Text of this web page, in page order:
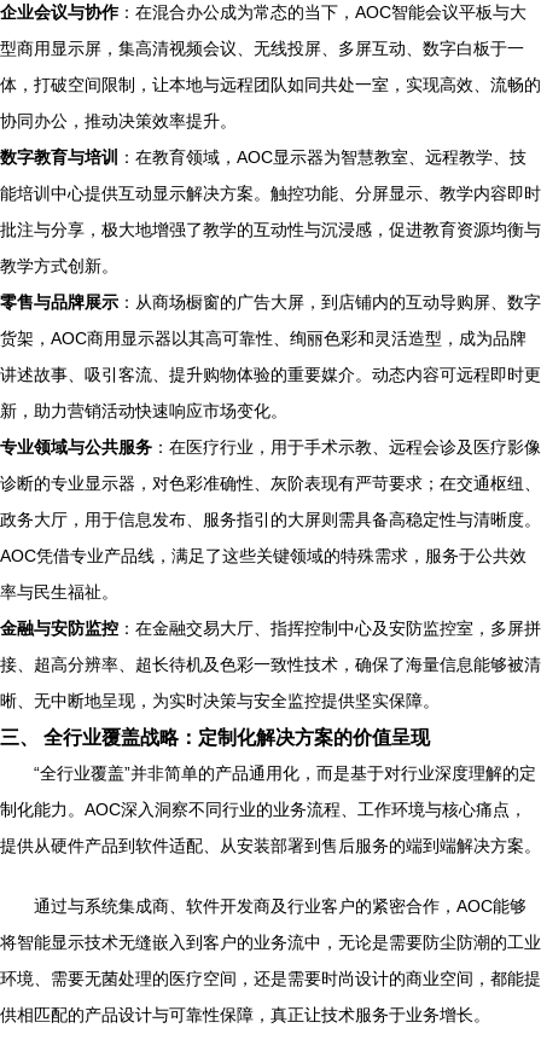
企业会议与协作：在混合办公成为常态的当下，AOC智能会议平板与大
型商用显示屏，集高清视频会议、无线投屏、多屏互动、数字白板于一
体，打破空间限制，让本地与远程团队如同共处一室，实现高效、流畅的
协同办公，推动决策效率提升。
数字教育与培训
：在教育领域，AOC显示器为智慧教室、远程教学、技
能培训中心提供互动显示解决方案。触控功能、分屏显示、教学内容即时
批注与分享，极大地增强了教学的互动性与沉浸感，促进教育资源均衡与
教学方式创新。
零售与品牌展示 ：从商场橱窗的广告大屏，到店铺内的互动导购屏、数字
货架，AOC商用显示器以其高可靠性、绚丽色彩和灵活造型，成为品牌
讲述故事、吸引客流、提升购物体验的重要媒介。动态内容可远程即时更
新，助力营销活动快速响应市场变化。
专业领域与公共服务 ：在医疗行业，用于手术示教、远程会诊及医疗影像
诊断的专业显示器，对色彩准确性、灰阶表现有严苛要求；在交通枢纽、
政务大厅，用于信息发布、服务指引的大屏则需具备高稳定性与清晰度。
AOC凭借专业产品线，满足了这些关键领域的特殊需求，服务于公共效
率与民生福祉。
金融与安防监控 ：在金融交易大厅、指挥控制中心及安防监控室，多屏拼
接、超高分辨率、超长待机及色彩一致性技术，确保了海量信息能够被清
晰、无中断地呈现，为实时决策与安全监控提供坚实保障。
三、 全行业覆盖战略：定制化解决方案的价值呈现
“全行业覆盖”并非简单的产品通用化，而是基于对行业深度理解的定
制化能力。AOC深入洞察不同行业的业务流程、工作环境与核心痛点，
提供从硬件产品到软件适配、从安装部署到售后服务的端到端解决方案。
通过与系统集成商、软件开发商及行业客户的紧密合作，AOC能够
将智能显示技术无缝嵌入到客户的业务流中，无论是需要防尘防潮的工业
环境、需要无菌处理的医疗空间，还是需要时尚设计的商业空间，都能提
供相匹配的产品设计与可靠性保障，真正让技术服务于业务增长。